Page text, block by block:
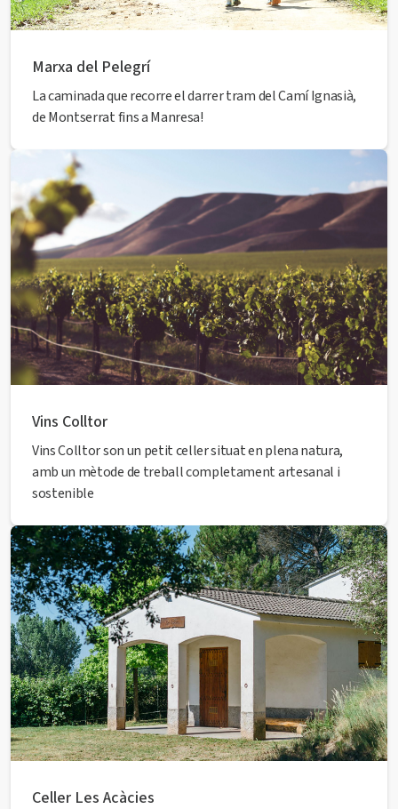
Marxa del Pelegrí
La caminada que recorre el darrer tram del Camí Ignasià,
de Montserrat fins a Manresa!
Vins Colltor
Vins Colltor son un petit celler situat en plena natura,
amb un mètode de treball completament artesanal i
sostenible
Celler Les Acàcies